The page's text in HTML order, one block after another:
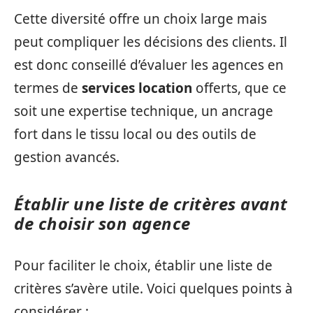
Cette diversité offre un choix large mais
peut compliquer les décisions des clients. Il
est donc conseillé d’évaluer les agences en
termes de services location offerts, que ce
soit une expertise technique, un ancrage
fort dans le tissu local ou des outils de
gestion avancés.
Établir une liste de critères avant
de choisir son agence
Pour faciliter le choix, établir une liste de
critères s’avère utile. Voici quelques points à